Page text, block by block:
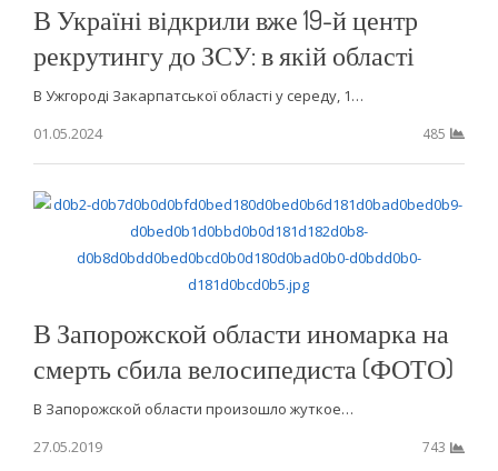
В Україні відкрили вже 19-й центр
рекрутингу до ЗСУ: в якій області
В Ужгороді Закарпатської області у середу, 1…
01.05.2024
485
В Запорожской области иномарка на
смерть сбила велосипедиста (ФОТО)
В Запорожской области произошло жуткое…
27.05.2019
743